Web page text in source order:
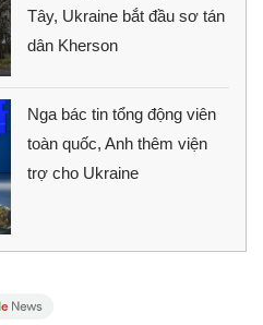
Tây, Ukraine bắt đầu sơ tán
dân Kherson
Nga bác tin tổng động viên
toàn quốc, Anh thêm viện
trợ cho Ukraine